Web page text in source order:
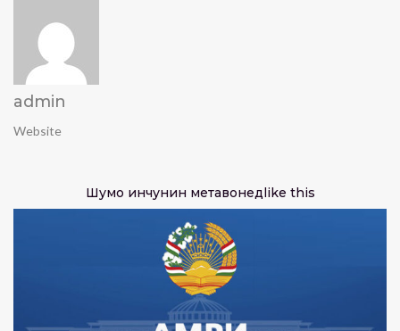
admin
Website
Шумо инчунин метавонедlike this